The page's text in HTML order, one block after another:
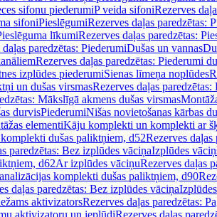
sifonu piederumiP veida sifoniRezerves
sifoniPieslēgumiRezerves daļas paredzētas:
līkumiRezerves daļas paredzētas:
paredzētas: PiederumiDušas un vannas
Rezerves daļas paredzētas: Piederumi
izplūdes piederumiSienas līmeņa noplūdes
un dušas virsmasRezerves daļas
Mākslīgā akmens dušas virsmas
durvisPiederumiNišas novietošanas kārbas
elementiKāju komplekti un komplekti ar
dušas paliktņiem, d52Rezerves
paredzētas: Bez izplūdes vāciņaIzplūdes
d62Ar izplūdes vāciņuRezerves daļas
komplekti dušas paliktņiem, d90
daļas paredzētas: Bez izplūdes vāciņa
aktivizatorsRezerves daļas paredzētas:
aktivizatoru un ieplūdiRezerves daļas